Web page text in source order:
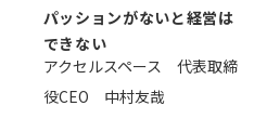
パッションがないと経営は
できない
アクセルスペース 代表取締
役CEO 中村友哉